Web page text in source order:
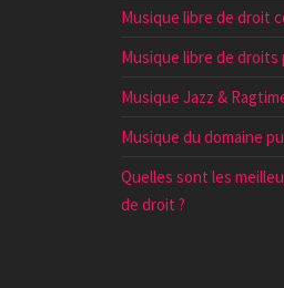
Musique libre de droit
Musique libre de
Musique Jazz &
Musique du domaine
Quelles sont les
de droit ?